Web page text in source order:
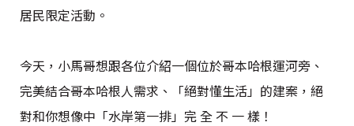
居民限定活動。
今天，小馬哥想跟各位介紹一個位於哥本哈根運河旁、
完美結合哥本哈根人需求、「絕對懂生活」的建案，絕
對和你想像中「水岸第一排」完 全 不 一 樣！